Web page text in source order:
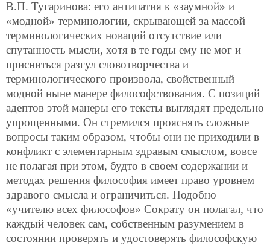
В.П. Тугаринова: его антипатия к «заумной» и
«модной» терминологии, скрывающей за массой
терминологических новаций отсутствие или
спутанность мысли, хотя в те годы ему не мог и
присниться разгул словотворчества и
терминологического произвола, свойственный
модной ныне манере философствования. С позиций
адептов этой манеры его тексты выглядят предельно
упрощенными. Он стремился прояснять сложные
вопросы таким образом, чтобы они не приходили в
конфликт с элементарным здравым смыслом, вовсе
не полагая при этом, будто в своем содержании и
методах решения философия имеет право уровнем
здравого смысла и ограничиться. Подобно
«учителю всех философов» Сократу он полагал, что
каждый человек сам, собственным разумением в
состоянии проверять и удостоверять философскую